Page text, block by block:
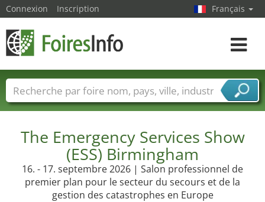
The Emergency Services Show
(ESS) Birmingham
16. - 17. septembre 2026 | Salon professionnel de
premier plan pour le secteur du secours et de la
gestion des catastrophes en Europe
Connexion Inscription Français
Toggle
Foire noms Pays Villes
Secteurs de foire